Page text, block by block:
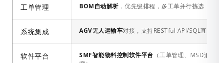
工单管理 BOM自动解析 ，优先级排程，多工单并行拣选
系统集成 AGV无人运输车对接，支持RESTful API/SQL直连
软件平台 SMF智能物料控制软件平台 （工单管理、MSD追踪